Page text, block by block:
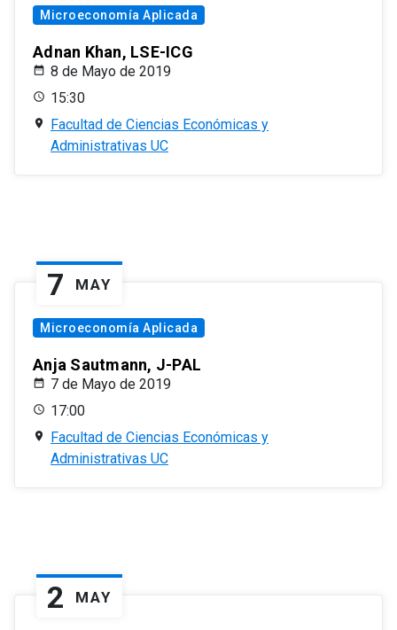
Microeconomía Aplicada
Adnan Khan, LSE-ICG
8 de Mayo de 2019
15:30
Facultad de Ciencias Económicas y
Administrativas UC
7 MAY
Microeconomía Aplicada
Anja Sautmann, J-PAL
7 de Mayo de 2019
17:00
Facultad de Ciencias Económicas y
Administrativas UC
2 MAY